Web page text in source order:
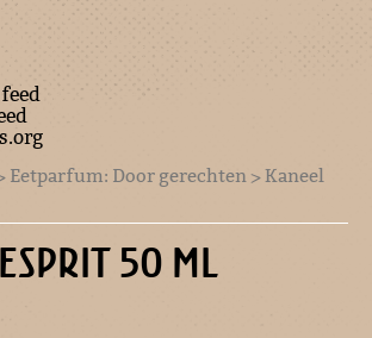
Eetparfum: Door gerechten > Kaneel
50 ML